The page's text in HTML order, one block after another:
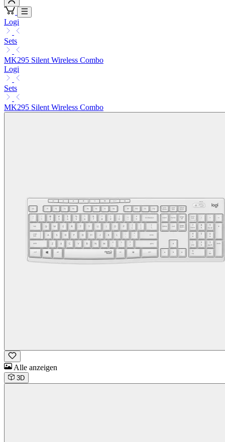
Logi
Sets
MK295 Silent Wireless Combo
Logi
Sets
MK295 Silent Wireless Combo
Alle anzeigen
3D